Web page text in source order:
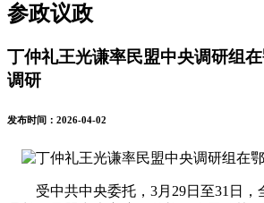
参政议政
丁仲礼王光谦率民盟中央调研组
调研
发布时间：2026-04-02
受中共中央委托，3月29日至31日